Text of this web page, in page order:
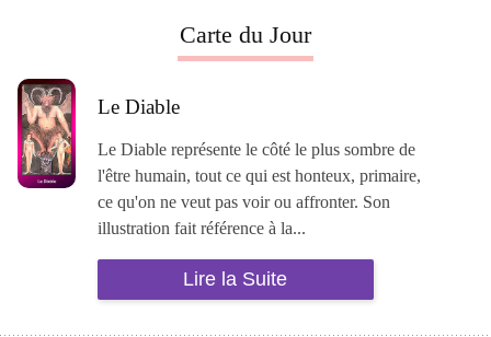
Carte du Jour
Le Diable
Le Diable représente le côté le plus sombre de
l'être humain, tout ce qui est honteux, primaire,
ce qu'on ne veut pas voir ou affronter. Son
illustration fait référence à la...
Lire la Suite